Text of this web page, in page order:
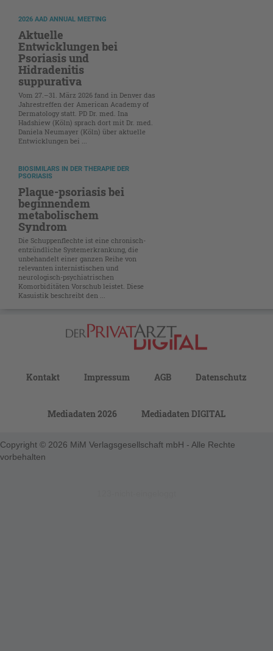
2026 AAD ANNUAL MEETING
Aktuelle
Entwicklungen bei
Psoriasis und
Hidradenitis
suppurativa
Vom 27.–31. März 2026 fand in Denver das
Jahrestreffen der American Academy of
Dermatology statt. PD Dr. med. Ina
Hadshiew (Köln) sprach dort mit Dr. med.
Daniela Neumayer (Köln) über aktuelle
Entwicklungen bei ...
BIOSIMILARS IN DER THERAPIE DER
PSORIASIS
Plaque-psoriasis bei
beginnendem
metabolischem
Syndrom
Die Schuppenflechte ist eine chronisch-
entzündliche Systemerkrankung, die
unbehandelt einer ganzen Reihe von
relevanten internistischen und
neurologisch-psychiatrischen
Komorbiditäten Vorschub leistet. Diese
Kasuistik beschreibt den ...
Kontakt Impressum AGB Datenschutz
Mediadaten 2026 Mediadaten DIGITAL
Copyright © 2026 MiM Verlagsgesellschaft mbH - Alle Rechte
vorbehalten